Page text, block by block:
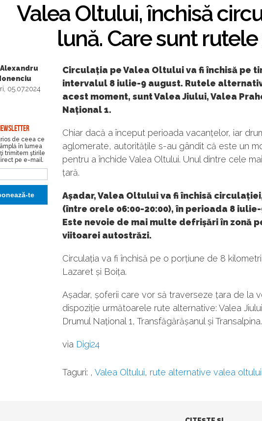
Valea Oltului, închisă
lună. Care sunt
05.07.2024
de ceea ce
în lumea
trimitem ştirile
pe e-mail.
Circulația pe Valea Oltului va fi închisă pe
intervalul 8 iulie-9 august. Rutele
acest moment, sunt Valea Jiului, Valea
Național 1.
Chiar dacă a început perioada vacanțelor, iar
aglomerate, autoritățile s-au gândit că este un
pentru a închide Valea Oltului. Unul dintre cele
țară.
Așadar, Valea Oltului va fi închisă
(între orele 06:00-20:00), în perioada 8
Este nevoie de mai multe defrișări în zonă
viitoarei autostrăzi.
Circulația va fi închisă pe o porțiune de 8
Lazaret și Boița.
Așadar, șoferii care vor să traverseze țara de la
dispoziție următoarele rute alternative: Valea
Drumul Național 1, Transfăgărășanul și Transalpina.
via Digi24
Taguri: , Valea Oltului, rute alternative valea oltului